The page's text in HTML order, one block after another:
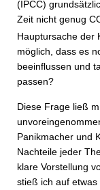
(IPCC)
Zeit nicht genug
Hauptursache der
möglich, dass es
beeinflussen und
passen?
Diese Frage ließ
Panikmacher und
Nachteile jeder
klare Vorstellung
stieß ich auf